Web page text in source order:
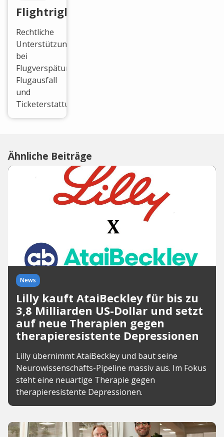
Flightright
Rechtliche
Unterstützung
bei
Flugverspätung,
Flugausfall
und
Ticketerstattung.
Ähnliche Beiträge
News
Lilly kauft AtaiBeckley für bis zu
3,8 Milliarden US-Dollar und setzt
auf neue Therapien gegen
therapieresistente Depressionen
Lilly übernimmt AtaiBeckley und baut seine
Neurowissenschafts-Pipeline massiv aus. Im Fokus
steht eine neuartige Therapie gegen
therapieresistente Depressionen.